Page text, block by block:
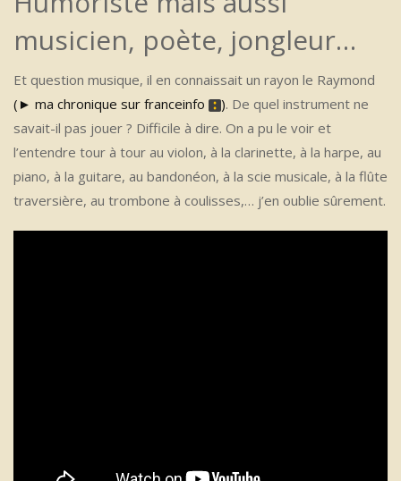
musicien, poète, jongleur…
Et question musique, il en connaissait un rayon le Raymond
(► ma chronique sur franceinfo
). De quel instrument ne
savait-il pas jouer ? Difficile à dire. On a pu le voir et
l’entendre tour à tour au violon, à la clarinette, à la harpe, au
piano, à la guitare, au bandonéon, à la scie musicale, à la flûte
traversière, au trombone à coulisses,… j’en oublie sûrement.